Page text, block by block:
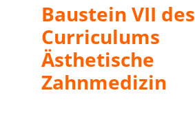
Baustein VII des
Curriculums
Ästhetische
Zahnmedizin